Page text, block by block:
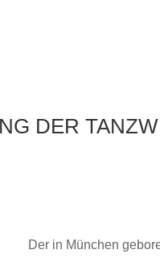
DER
Der in München